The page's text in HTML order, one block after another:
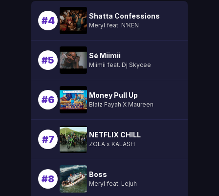
#4 Shatta Confessions
Meryl feat. N'KEN
#5 Sé Miimii
Miimii feat. Dj Skycee
#6 Money Pull Up
Blaiz Fayah X Maureen
#7 NETFLIX CHILL
ZOLA x KALASH
#8 Boss
Meryl feat. Lejuh